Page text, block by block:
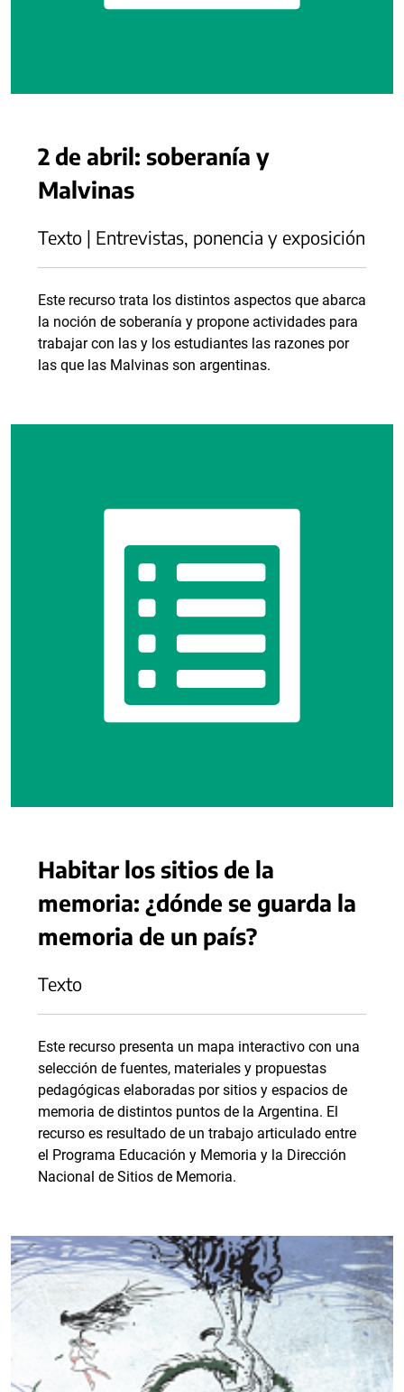
2 de abril: soberanía y
Malvinas
Texto | Entrevistas, ponencia y exposición
Este recurso trata los distintos aspectos que abarca
la noción de soberanía y propone actividades para
trabajar con las y los estudiantes las razones por
las que las Malvinas son argentinas.
Habitar los sitios de la
memoria: ¿dónde se guarda la
memoria de un país?
Texto
Este recurso presenta un mapa interactivo con una
selección de fuentes, materiales y propuestas
pedagógicas elaboradas por sitios y espacios de
memoria de distintos puntos de la Argentina. El
recurso es resultado de un trabajo articulado entre
el Programa Educación y Memoria y la Dirección
Nacional de Sitios de Memoria.